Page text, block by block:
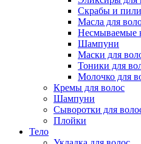
Скрабы и
Масла для
Несмываемые
Шампуни
Маски для
Тоники для
Молочко для
Кремы для волос
Шампуни
Сыворотки для
Плойки
Тело